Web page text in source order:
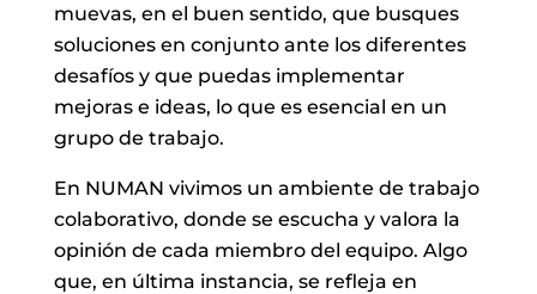
muevas, en el buen sentido, que busques
soluciones en conjunto ante los diferentes
desafíos y que puedas implementar
mejoras e ideas, lo que es esencial en un
grupo de trabajo.
En NUMAN vivimos un ambiente de trabajo
colaborativo, donde se escucha y valora la
opinión de cada miembro del equipo. Algo
que, en última instancia, se refleja en